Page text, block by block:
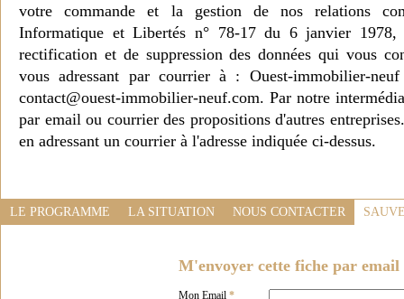
votre commande et la gestion de nos relations
Informatique et Libertés n° 78-17 du 6 janvier 1978,
rectification et de suppression des données qui vous
vous adressant par courrier à : Ouest-immobilier-
contact@ouest-immobilier-neuf.com. Par notre
par email ou courrier des propositions d'autres
en adressant un courrier à l'adresse indiquée ci-dessus.
LE PROGRAMME LA SITUATION NOUS CONTACTER
M'envoyer cette fiche par email
Mon Email *